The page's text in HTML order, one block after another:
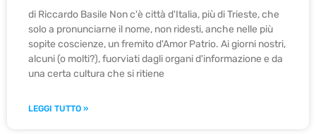
di Riccardo Basile Non c'è città d'Italia, più di Trieste, che
solo a pronunciarne il nome, non ridesti, anche nelle più
sopite coscienze, un fremito d'Amor Patrio. Ai giorni nostri,
alcuni (o molti?), fuorviati dagli organi d'informazione e da
una certa cultura che si ritiene
LEGGI TUTTO »